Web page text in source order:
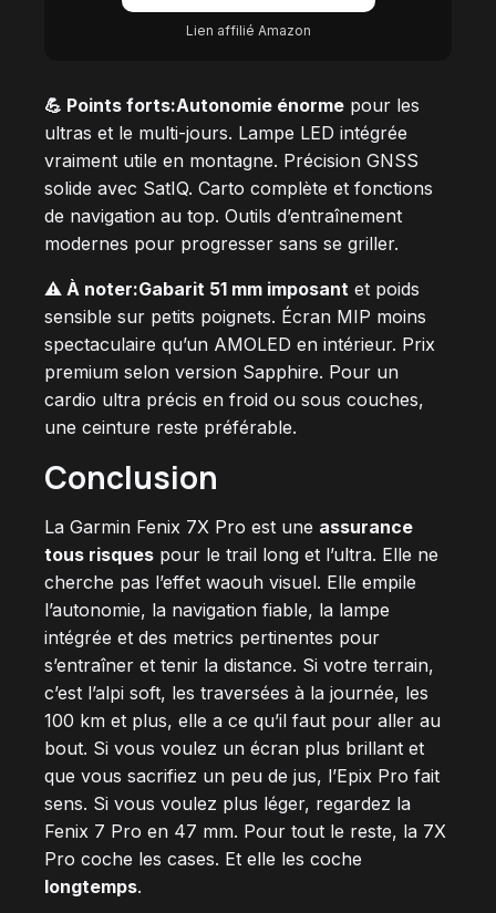
Lien affilié Amazon
💪 Points forts:Autonomie énorme pour les
ultras et le multi-jours. Lampe LED intégrée
vraiment utile en montagne. Précision GNSS
solide avec SatIQ. Carto complète et fonctions
de navigation au top. Outils d’entraînement
modernes pour progresser sans se griller.
⚠️ À noter:Gabarit 51 mm imposant et poids
sensible sur petits poignets. Écran MIP moins
spectaculaire qu’un AMOLED en intérieur. Prix
premium selon version Sapphire. Pour un
cardio ultra précis en froid ou sous couches,
une ceinture reste préférable.
Conclusion
La Garmin Fenix 7X Pro est une assurance
tous risques pour le trail long et l’ultra. Elle ne
cherche pas l’effet waouh visuel. Elle empile
l’autonomie, la navigation fiable, la lampe
intégrée et des metrics pertinentes pour
s’entraîner et tenir la distance. Si votre terrain,
c’est l’alpi soft, les traversées à la journée, les
100 km et plus, elle a ce qu’il faut pour aller au
bout. Si vous voulez un écran plus brillant et
que vous sacrifiez un peu de jus, l’Epix Pro fait
sens. Si vous voulez plus léger, regardez la
Fenix 7 Pro en 47 mm. Pour tout le reste, la 7X
Pro coche les cases. Et elle les coche
longtemps.